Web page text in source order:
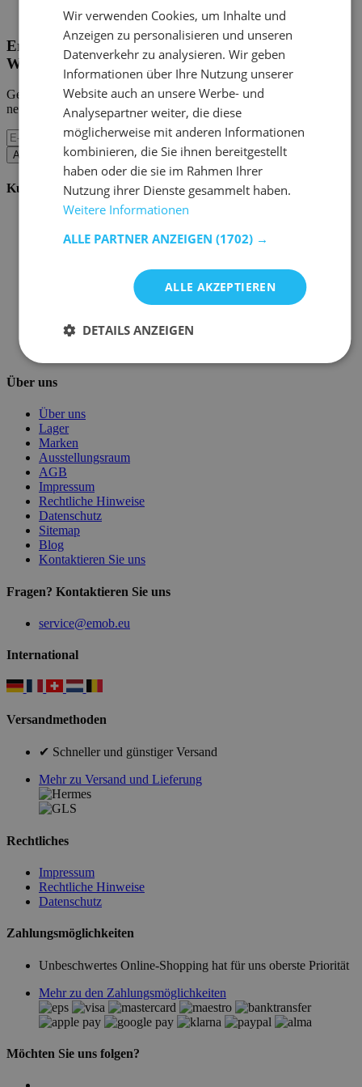
Home Emob|Mein Konto
Erhalten Sie unsere neuen Kollektionen und
Werbeaktionen.
Geben Sie uns Ihre E-Mail und Sie werden monatlich über die
neuesten Ereignisse informiert.
Abonnieren
Kundenservice
Zahlungsmöglichkeiten
Stornieren oder retournieren
Pflegehinweise
Paswort Vergessen?
Über uns
Über uns
Lager
Marken
Ausstellungsraum
AGB
Impressum
Rechtliche Hinweise
Datenschutz
Sitemap
Blog
Kontaktieren Sie uns
Fragen? Kontaktieren Sie uns
service@emob.eu
International
Versandmethoden
✔ Schneller und günstiger Versand
Mehr zu Versand und Lieferung
Rechtliches
Impressum
Rechtliche Hinweise
Datenschutz
Zahlungsmöglichkeiten
Unbeschwertes Online-Shopping hat für uns oberste Priorität
Mehr zu den Zahlungsmöglichkeiten
Möchten Sie uns folgen?
Wir verwenden Cookies, um Inhalte und
Anzeigen zu personalisieren und unseren
Datenverkehr zu analysieren. Wir geben
Informationen über Ihre Nutzung unserer
Website auch an unsere Werbe- und
Analysepartner weiter, die diese
möglicherweise mit anderen Informationen
kombinieren, die Sie ihnen bereitgestellt
haben oder die sie im Rahmen Ihrer
Nutzung ihrer Dienste gesammelt haben.
Weitere Informationen
ALLE PARTNER ANZEIGEN (1702) →
ALLE AKZEPTIEREN
DETAILS ANZEIGEN